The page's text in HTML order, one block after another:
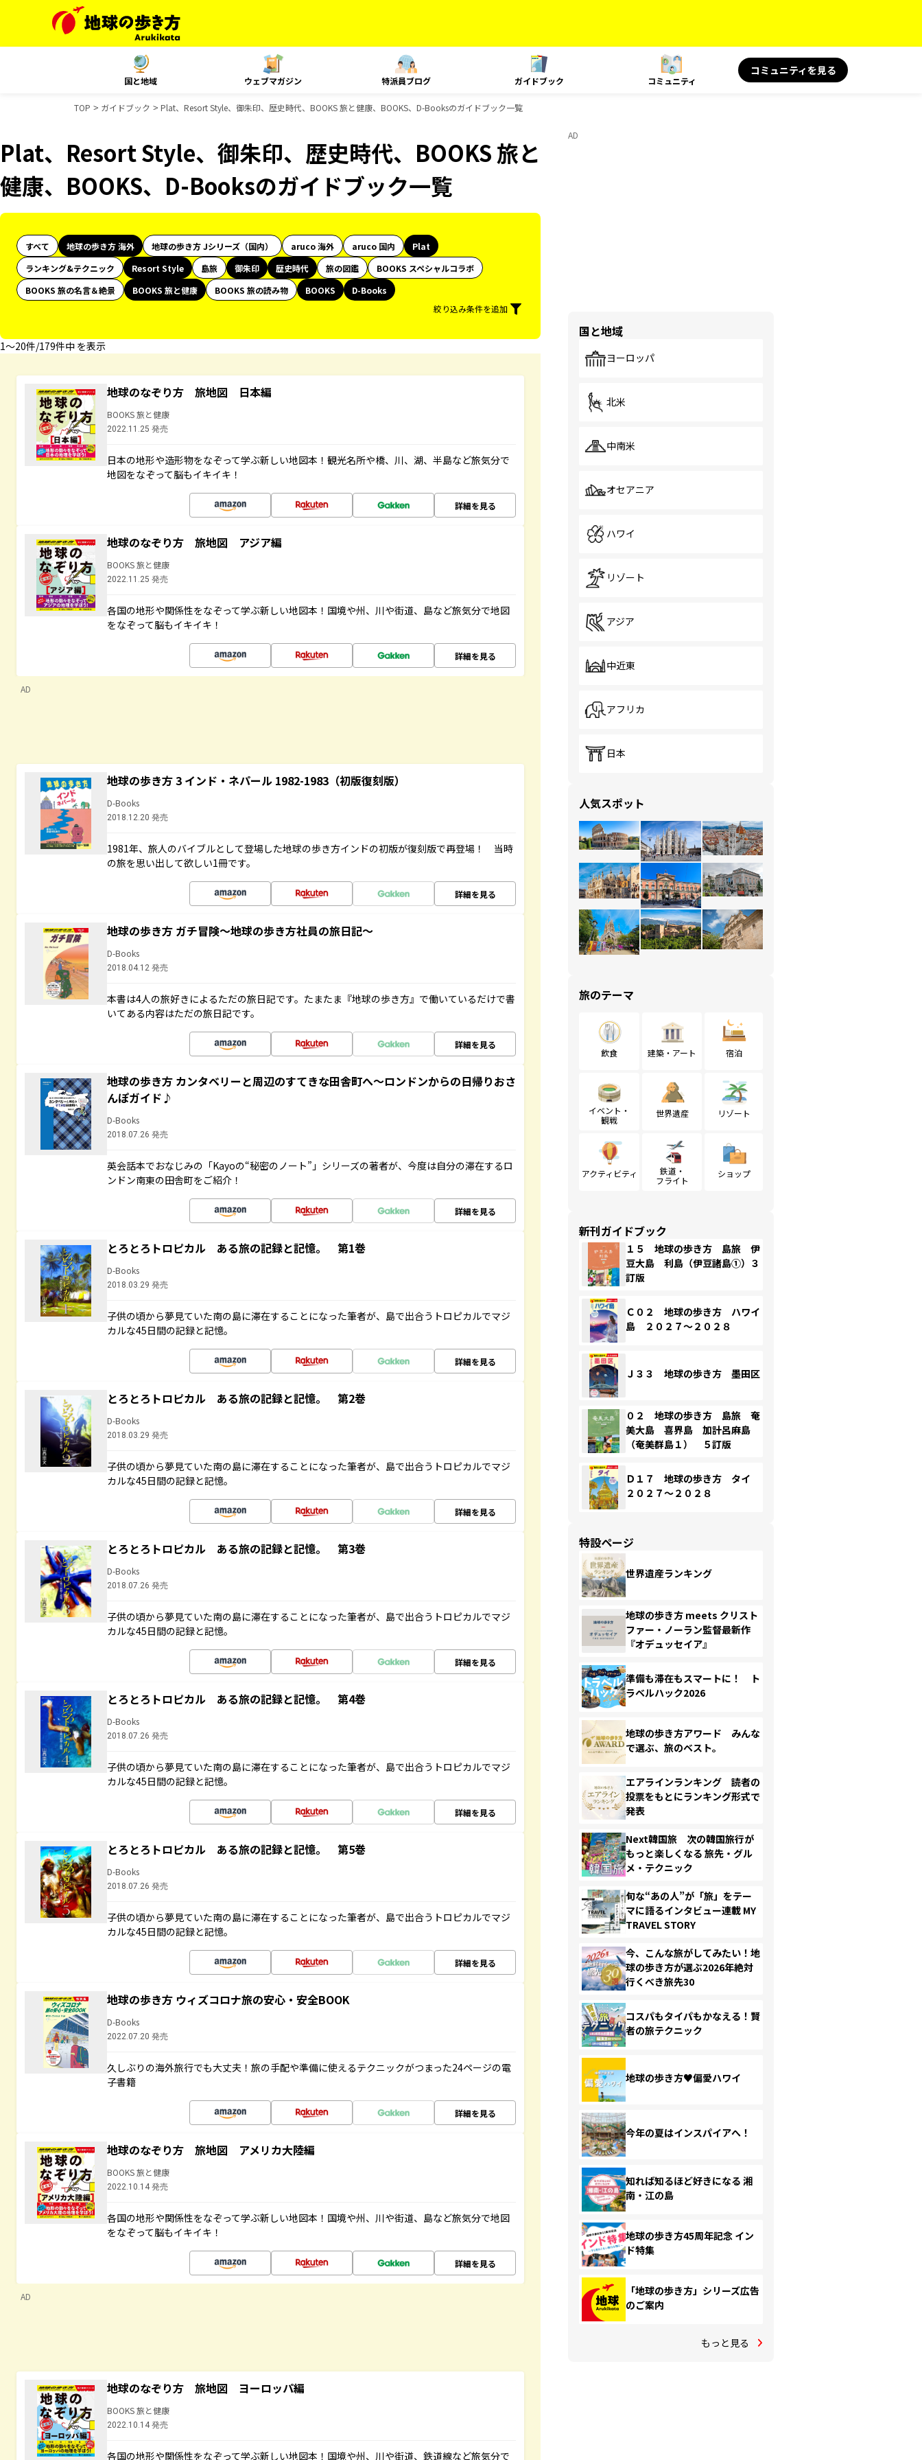
国と地域 ウェブマガジン 特派員ブログ ガイドブック コミュニティ
コミュニティを見る
TOP ガイドブック Plat、Resort Style、御朱印、歴史時代、BOOKS 旅と健康、BOOKS、D-Booksのガイドブック一覧
Plat、Resort Style、御朱印、歴史時代、BOOKS 旅と
健康、BOOKS、D-Booksのガイドブック一覧
すべて 地球の歩き方 海外 地球の歩き方 Jシリーズ（国内） aruco 海外 aruco 国内
Plat
ランキング&テクニック
Resort Style 島旅 御朱印 歴史時代 旅の図鑑
BOOKS スペシャルコラボ
BOOKS 旅の名言＆絶景
BOOKS 旅と健康 BOOKS 旅の読み物 BOOKS
D-Books
絞り込み条件を追加
1〜20件/179件中 を表示
地球のなぞり方 旅地図 日本編
BOOKS 旅と健康
2022.11.25 発売
日本の地形や造形物をなぞって学ぶ新しい地図本！観光名所や橋、川、湖、半島など旅気分で
地図をなぞって脳もイキイキ！
詳細を見る
地球のなぞり方 旅地図 アジア編
BOOKS 旅と健康
2022.11.25 発売
各国の地形や関係性をなぞって学ぶ新しい地図本！国境や州、川や街道、島など旅気分で地図
をなぞって脳もイキイキ！
詳細を見る
AD
地球の歩き方 3 インド・ネパール 1982-1983（初版復刻版）
D-Books
2018.12.20 発売
1981年、旅人のバイブルとして登場した地球の歩き方インドの初版が復刻版で再登場！ 当時
の旅を思い出して欲しい1冊です。
詳細を見る
地球の歩き方 ガチ冒険～地球の歩き方社員の旅日記～
D-Books
2018.04.12 発売
本書は4人の旅好きによるただの旅日記です。たまたま『地球の歩き方』で働いているだけで書
いてある内容はただの旅日記です。
詳細を見る
地球の歩き方 カンタベリーと周辺のすてきな田舎町へ～ロンドンからの日帰りおさ
んぽガイド♪
D-Books
2018.07.26 発売
英会話本でおなじみの「Kayoの“秘密のノート”」シリーズの著者が、今度は自分の滞在するロ
ンドン南東の田舎町をご紹介！
詳細を見る
とろとろトロピカル ある旅の記録と記憶。 第1巻
D-Books
2018.03.29 発売
子供の頃から夢見ていた南の島に滞在することになった筆者が、島で出合うトロピカルでマジ
カルな45日間の記録と記憶。
詳細を見る
とろとろトロピカル ある旅の記録と記憶。 第2巻
D-Books
2018.03.29 発売
子供の頃から夢見ていた南の島に滞在することになった筆者が、島で出合うトロピカルでマジ
カルな45日間の記録と記憶。
詳細を見る
とろとろトロピカル ある旅の記録と記憶。 第3巻
D-Books
2018.07.26 発売
子供の頃から夢見ていた南の島に滞在することになった筆者が、島で出合うトロピカルでマジ
カルな45日間の記録と記憶。
詳細を見る
とろとろトロピカル ある旅の記録と記憶。 第4巻
D-Books
2018.07.26 発売
子供の頃から夢見ていた南の島に滞在することになった筆者が、島で出合うトロピカルでマジ
カルな45日間の記録と記憶。
詳細を見る
とろとろトロピカル ある旅の記録と記憶。 第5巻
D-Books
2018.07.26 発売
子供の頃から夢見ていた南の島に滞在することになった筆者が、島で出合うトロピカルでマジ
カルな45日間の記録と記憶。
詳細を見る
地球の歩き方 ウィズコロナ旅の安心・安全BOOK
D-Books
2022.07.20 発売
久しぶりの海外旅行でも大丈夫！旅の手配や準備に使えるテクニックがつまった24ページの電
子書籍
詳細を見る
地球のなぞり方 旅地図 アメリカ大陸編
BOOKS 旅と健康
2022.10.14 発売
各国の地形や関係性をなぞって学ぶ新しい地図本！国境や州、川や街道、島など旅気分で地図
をなぞって脳もイキイキ！
詳細を見る
AD
地球のなぞり方 旅地図 ヨーロッパ編
BOOKS 旅と健康
2022.10.14 発売
各国の地形や関係性をなぞって学ぶ新しい地図本！国境や州、川や街道、鉄道線など旅気分で
AD
国と地域
ヨーロッパ
北米
中南米
オセアニア
ハワイ
リゾート
アジア
中近東
アフリカ
日本
人気スポット
旅のテーマ
飲食 建築・アート 宿泊
イベント・
観戦
世界遺産 リゾート
アクティビティ
鉄道・
フライト
ショップ
新刊ガイドブック
１５ 地球の歩き方 島旅 伊
豆大島 利島（伊豆諸島①）３
訂版
Ｃ０２ 地球の歩き方 ハワイ
島 ２０２７～２０２８
Ｊ３３ 地球の歩き方 墨田区
０２ 地球の歩き方 島旅 奄
美大島 喜界島 加計呂麻島
（奄美群島１） ５訂版
Ｄ１７ 地球の歩き方 タイ
２０２７～２０２８
特設ページ
世界遺産ランキング
地球の歩き方 meets クリスト
ファー・ノーラン監督最新作
『オデュッセイア』
準備も滞在もスマートに！ ト
ラベルハック2026
地球の歩き方アワード みんな
で選ぶ、旅のベスト。
エアラインランキング 読者の
投票をもとにランキング形式で
発表
Next韓国旅 次の韓国旅行が
もっと楽しくなる 旅先・グル
メ・テクニック
旬な“あの人”が「旅」をテー
マに語るインタビュー連載 MY
TRAVEL STORY
今、こんな旅がしてみたい！地
球の歩き方が選ぶ2026年絶対
行くべき旅先30
コスパもタイパもかなえる！賢
者の旅テクニック
地球の歩き方♥偏愛ハワイ
今年の夏はインスパイアへ！
知れば知るほど好きになる 湘
南・江の島
地球の歩き方45周年記念 イン
ド特集
「地球の歩き方」シリーズ広告
のご案内
もっと見る